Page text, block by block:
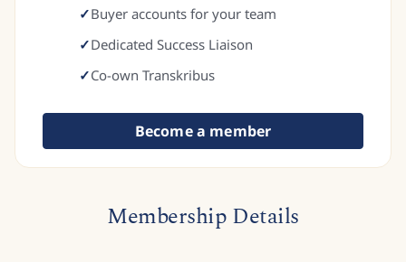
✓Buyer accounts for your team
✓Dedicated Success Liaison
✓Co-own Transkribus
Become a member
Membership Details